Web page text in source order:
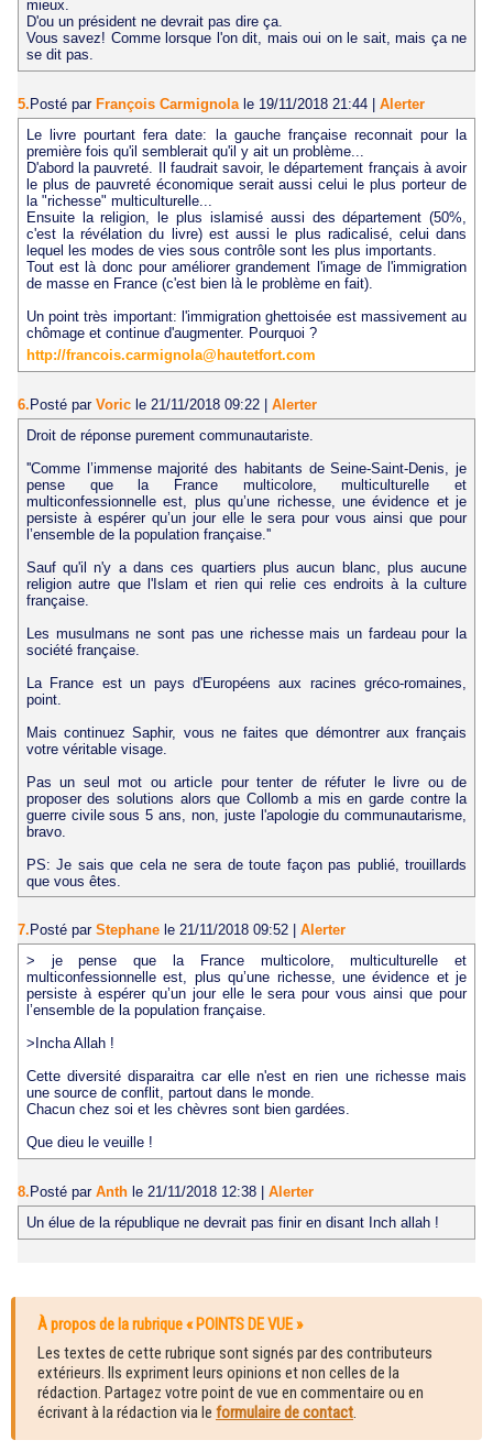
mieux.
D'ou un président ne devrait pas dire ça.
Vous savez! Comme lorsque l'on dit, mais oui on le sait, mais ça ne
se dit pas.
5. Posté par François Carmignola le 19/11/2018 21:44
Alerter
Le livre pourtant fera date: la gauche française reconnait pour la
première fois qu'il semblerait qu'il y ait un problème...
D'abord la pauvreté. Il faudrait savoir, le département français à avoir
le plus de pauvreté économique serait aussi celui le plus porteur de
la "richesse" multiculturelle...
Ensuite la religion, le plus islamisé aussi des département (50%,
c'est la révélation du livre) est aussi le plus radicalisé, celui dans
lequel les modes de vies sous contrôle sont les plus importants.
Tout est là donc pour améliorer grandement l'image de l'immigration
de masse en France (c'est bien là le problème en fait).
Un point très important: l'immigration ghettoisée est massivement au
chômage et continue d'augmenter. Pourquoi ?
http://francois.carmignola@hautetfort.com
6. Posté par Voric le 21/11/2018 09:22
Alerter
Droit de réponse purement communautariste.
''Comme l’immense majorité des habitants de Seine-Saint-Denis, je
pense que la France multicolore, multiculturelle et
multiconfessionnelle est, plus qu’une richesse, une évidence et je
persiste à espérer qu’un jour elle le sera pour vous ainsi que pour
l’ensemble de la population française.''
Sauf qu'il n'y a dans ces quartiers plus aucun blanc, plus aucune
religion autre que l'Islam et rien qui relie ces endroits à la culture
française.
Les musulmans ne sont pas une richesse mais un fardeau pour la
société française.
La France est un pays d'Européens aux racines gréco-romaines,
point.
Mais continuez Saphir, vous ne faites que démontrer aux français
votre véritable visage.
Pas un seul mot ou article pour tenter de réfuter le livre ou de
proposer des solutions alors que Collomb a mis en garde contre la
guerre civile sous 5 ans, non, juste l'apologie du communautarisme,
bravo.
PS: Je sais que cela ne sera de toute façon pas publié, trouillards
que vous êtes.
7. Posté par Stephane le 21/11/2018 09:52
Alerter
> je pense que la France multicolore, multiculturelle et
multiconfessionnelle est, plus qu’une richesse, une évidence et je
persiste à espérer qu’un jour elle le sera pour vous ainsi que pour
l’ensemble de la population française.
>Incha Allah !
Cette diversité disparaitra car elle n'est en rien une richesse mais
une source de conflit, partout dans le monde.
Chacun chez soi et les chèvres sont bien gardées.
Que dieu le veuille !
8. Posté par Anth le 21/11/2018 12:38
Alerter
Un élue de la république ne devrait pas finir en disant Inch allah !
À propos de la rubrique « POINTS DE VUE »
Les textes de cette rubrique sont signés par des contributeurs
extérieurs. Ils expriment leurs opinions et non celles de la
rédaction. Partagez votre point de vue en commentaire ou en
écrivant à la rédaction via le formulaire de contact.